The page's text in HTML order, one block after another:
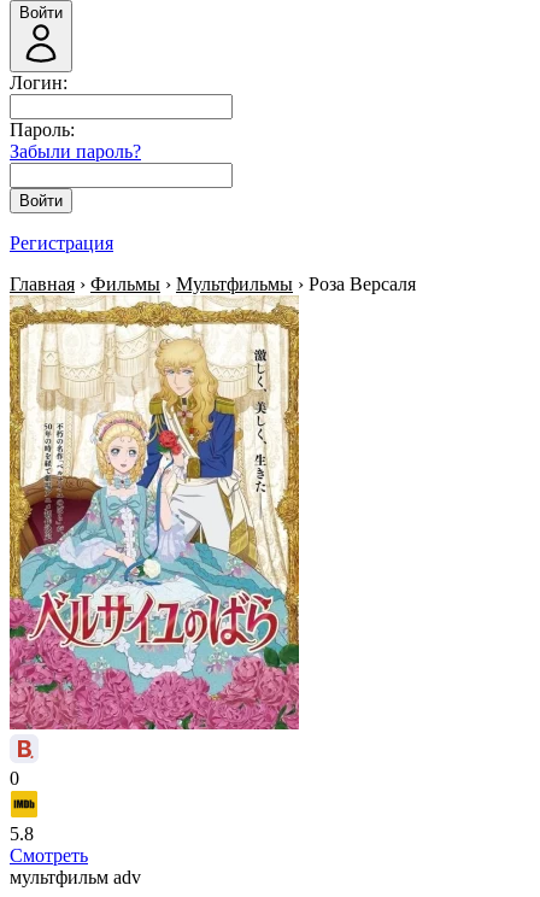
Войти
Логин:
Пароль:
Забыли пароль?
Войти
Регистрация
Главная › Фильмы › Мультфильмы › Роза Версаля
0
5.8
Смотреть
мультфильм adv